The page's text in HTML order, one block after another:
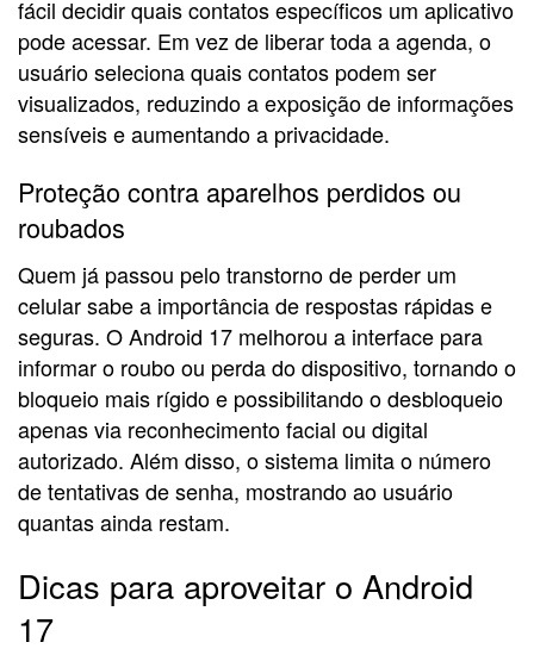
fácil decidir quais contatos específicos um aplicativo
pode acessar. Em vez de liberar toda a agenda, o
usuário seleciona quais contatos podem ser
visualizados, reduzindo a exposição de informações
sensíveis e aumentando a privacidade.
Proteção contra aparelhos perdidos ou
roubados
Quem já passou pelo transtorno de perder um
celular sabe a importância de respostas rápidas e
seguras. O Android 17 melhorou a interface para
informar o roubo ou perda do dispositivo, tornando o
bloqueio mais rígido e possibilitando o desbloqueio
apenas via reconhecimento facial ou digital
autorizado. Além disso, o sistema limita o número
de tentativas de senha, mostrando ao usuário
quantas ainda restam.
Dicas para aproveitar o Android
17